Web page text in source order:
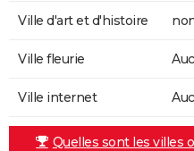
Ville d'art et d'histoire
Ville fleurie
Ville internet
Quelles sont les villes